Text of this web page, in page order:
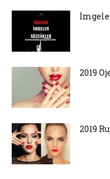
2019
2019